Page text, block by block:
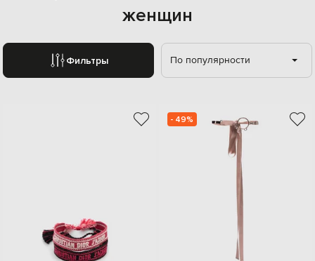
женщин
Фильтры По популярности
- 49%